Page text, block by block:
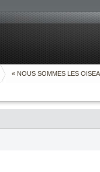
« NOUS SOMMES LES